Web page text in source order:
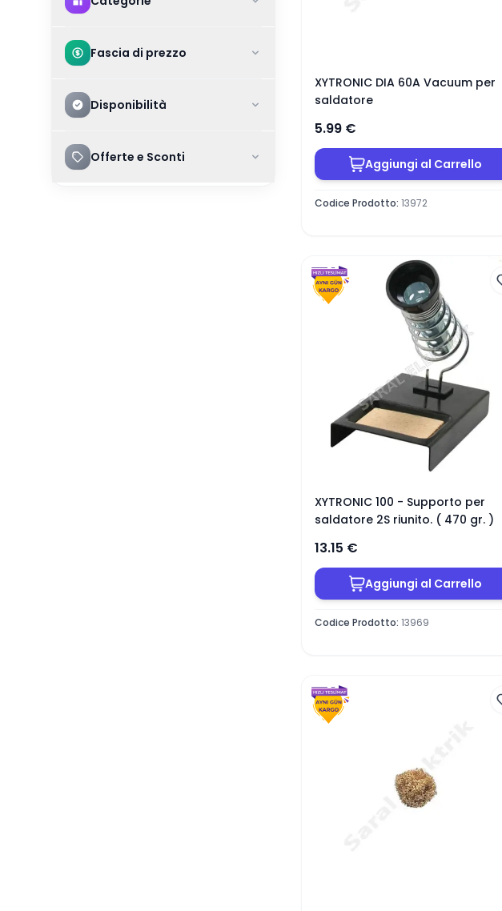
Fascia di prezzo
Disponibilità
Offerte e Sconti
XYTRONIC DIA 60A Vacuum per
saldatore
5.99 €
Aggiungi al Carrello
Codice Prodotto: 13972
XYTRONIC 100 - Supporto per
saldatore 2S riunito. ( 470 gr. )
13.15 €
Aggiungi al Carrello
Codice Prodotto: 13969